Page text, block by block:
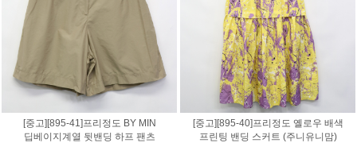
[중고][895-41]프리정도 BY MIN
딥베이지계열 뒷밴딩 하프 팬츠
[중고][895-40]프리정도 옐로우 배색
프린팅 밴딩 스커트 (주니유니맘)